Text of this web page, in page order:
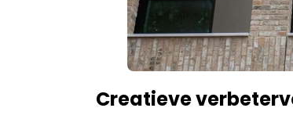
Creatieve